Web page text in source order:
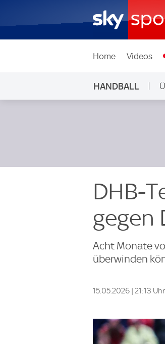
Home Videos
HANDBALL
DHB-
gegen
Acht Monate
überwinden
15.05.2026 | 21:13 Uhr